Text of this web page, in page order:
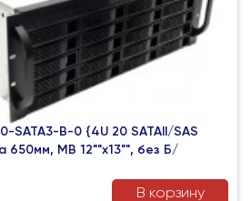
SATA3-B-0 {4U 20 SATAII/SAS
650мм, MB 12""x13"", без Б/
В корзину